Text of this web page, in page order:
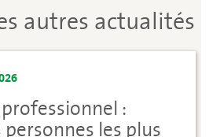
autres actualités
:
les plus